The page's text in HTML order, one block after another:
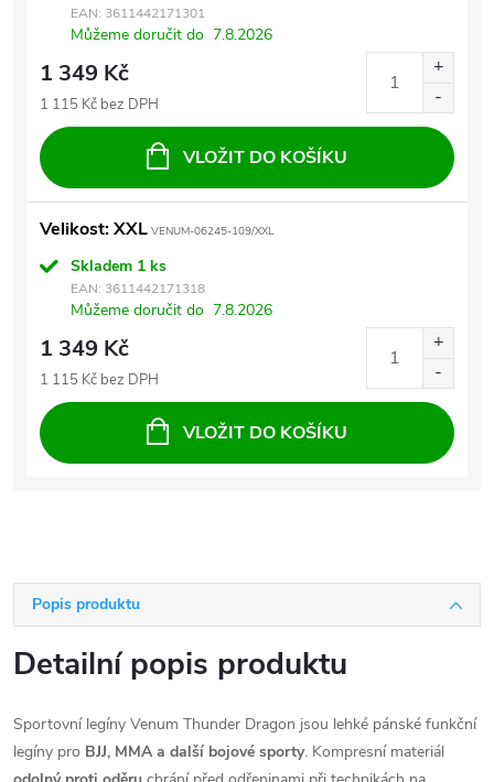
EAN: 3611442171301
Můžeme doručit do 7.8.2026
1 349 Kč
1 115 Kč bez DPH
VLOŽIT DO KOŠÍKU
Velikost: XXL VENUM-06245-109/XXL
Skladem 1 ks
EAN: 3611442171318
Můžeme doručit do 7.8.2026
1 349 Kč
1 115 Kč bez DPH
VLOŽIT DO KOŠÍKU
Popis produktu
Detailní popis produktu
Sportovní legíny Venum Thunder Dragon jsou lehké pánské funkční
legíny pro BJJ, MMA a další bojové sporty. Kompresní materiál